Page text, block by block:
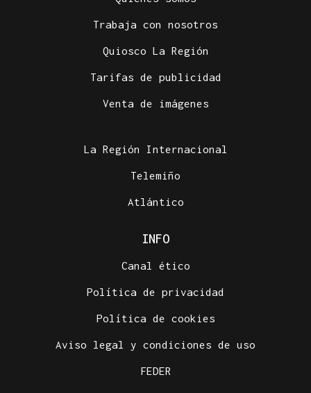
Trabaja con nosotros
Quiosco La Región
Tarifas de publicidad
Venta de imágenes
La Región Internacional
Telemiño
Atlántico
INFO
Canal ético
Política de privacidad
Política de cookies
Aviso legal y condiciones de uso
FEDER